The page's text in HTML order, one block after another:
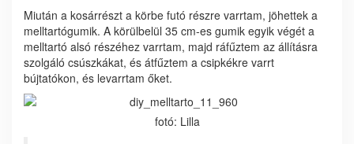
Miután a kosárrészt a körbe futó részre varrtam, jöhettek a
melltartógumik. A körülbelül 35 cm-es gumik egyik végét a
melltartó alsó részéhez varrtam, majd ráfűztem az állításra
szolgáló csúszkákat, és átfűztem a csipkékre varrt
bújtatókon, és levarrtam őket.
fotó: Lilla